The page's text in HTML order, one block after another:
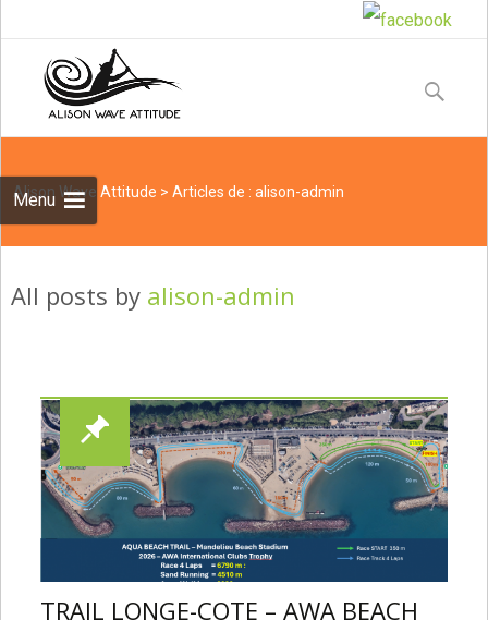
Menu
to
content
Alison Wave Attitude >Articles de : alison-admin
All posts by alison-admin
TRAIL LONGE-COTE – AWA BEACH